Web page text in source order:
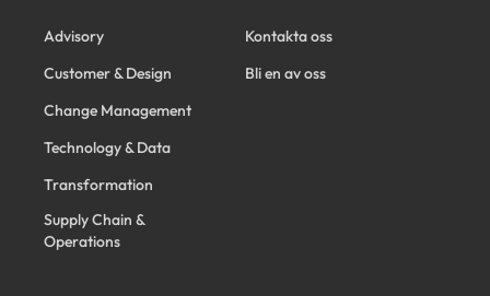
Advisory
Customer & Design
Change Management
Technology & Data
Transformation
Supply Chain &
Operations
Kontakta oss
Bli en av oss